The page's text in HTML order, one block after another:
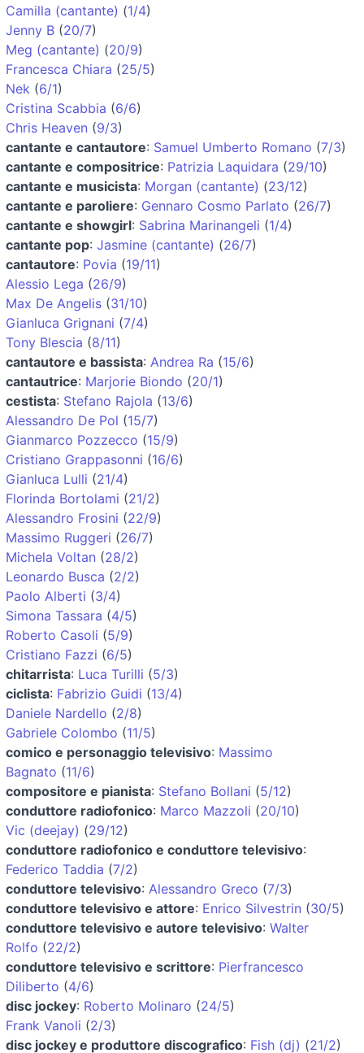
Camilla (cantante) (1/4)
Jenny B (20/7)
Meg (cantante) (20/9)
Francesca Chiara (25/5)
Nek (6/1)
Cristina Scabbia (6/6)
Chris Heaven (9/3)
cantante e cantautore: Samuel Umberto Romano (7/3)
cantante e compositrice: Patrizia Laquidara (29/10)
cantante e musicista: Morgan (cantante) (23/12)
cantante e paroliere: Gennaro Cosmo Parlato (26/7)
cantante e showgirl: Sabrina Marinangeli (1/4)
cantante pop: Jasmine (cantante) (26/7)
cantautore: Povia (19/11)
Alessio Lega (26/9)
Max De Angelis (31/10)
Gianluca Grignani (7/4)
Tony Blescia (8/11)
cantautore e bassista: Andrea Ra (15/6)
cantautrice: Marjorie Biondo (20/1)
cestista: Stefano Rajola (13/6)
Alessandro De Pol (15/7)
Gianmarco Pozzecco (15/9)
Cristiano Grappasonni (16/6)
Gianluca Lulli (21/4)
Florinda Bortolami (21/2)
Alessandro Frosini (22/9)
Massimo Ruggeri (26/7)
Michela Voltan (28/2)
Leonardo Busca (2/2)
Paolo Alberti (3/4)
Simona Tassara (4/5)
Roberto Casoli (5/9)
Cristiano Fazzi (6/5)
chitarrista: Luca Turilli (5/3)
ciclista: Fabrizio Guidi (13/4)
Daniele Nardello (2/8)
Gabriele Colombo (11/5)
comico e personaggio televisivo: Massimo
Bagnato (11/6)
compositore e pianista: Stefano Bollani (5/12)
conduttore radiofonico: Marco Mazzoli (20/10)
Vic (deejay) (29/12)
conduttore radiofonico e conduttore televisivo:
Federico Taddia (7/2)
conduttore televisivo: Alessandro Greco (7/3)
conduttore televisivo e attore: Enrico Silvestrin (30/5)
conduttore televisivo e autore televisivo: Walter
Rolfo (22/2)
conduttore televisivo e scrittore: Pierfrancesco
Diliberto (4/6)
disc jockey: Roberto Molinaro (24/5)
Frank Vanoli (2/3)
disc jockey e produttore discografico: Fish (dj) (21/2)